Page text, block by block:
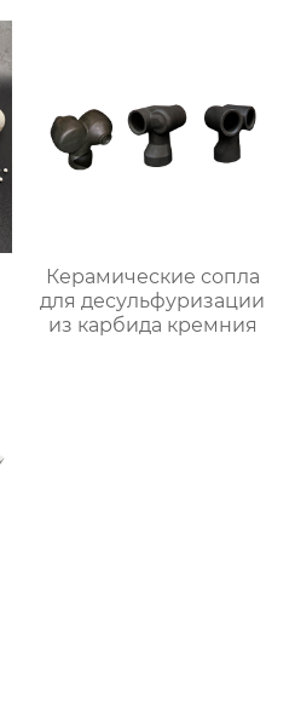
Керамические сопла
для десульфуризации
из карбида кремния